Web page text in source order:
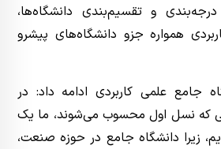
و تقسیم‌بندی دانشگاه‌ها،
همواره جزو دانشگاه‌های پیشرو
جامع علمی کاربردی ادامه داد: در
که نسل اول محسوب می‌شوند، ما یک
زیرا دانشگاه جامع در حوزه صنعت،